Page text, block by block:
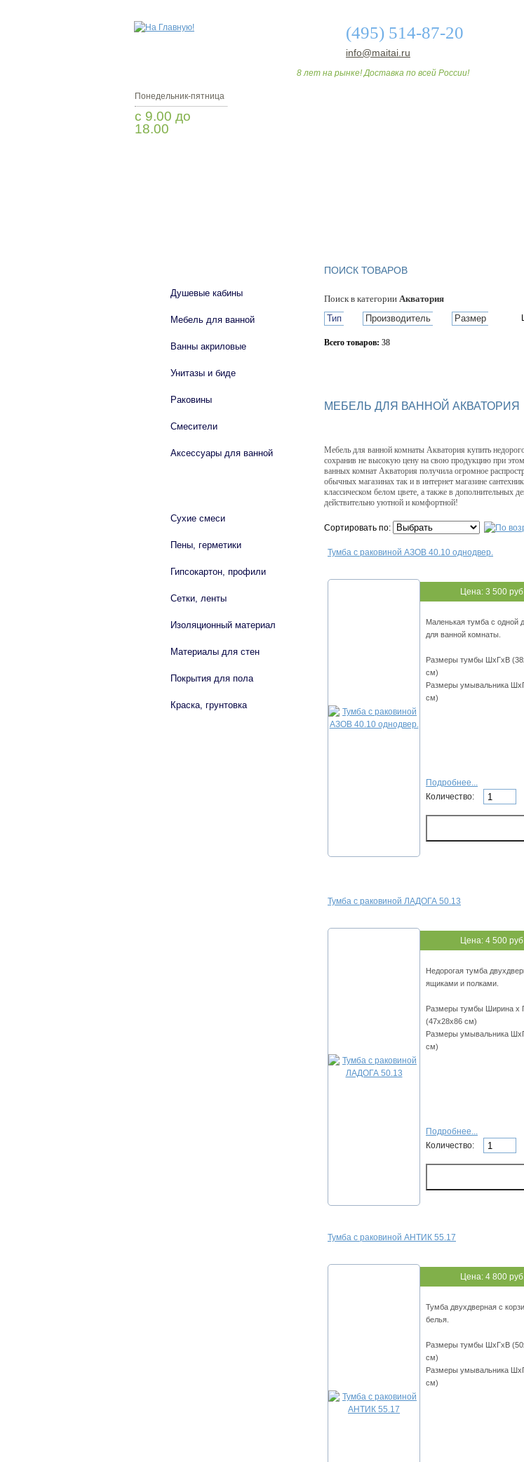
(495) 514-87-20
info@maitai.ru
8 лет на рынке! Доставка по всей России!
Понедельник-пятница
с 9.00 до
18.00
ПОИСК ТОВАРОВ
Поиск в категории Акватория
Тип
Производитель Размер
Всего товаров: 38
МЕБЕЛЬ ДЛЯ ВАННОЙ АКВАТОРИЯ
Мебель для ванной комнаты Акватория купить
сохранив не высокую цену на свою продукцию при
ванных комнат Акватория получила огромное
обычных магазинах так и в интернет магазине
классическом белом цвете, а также в дополнительных
действительно уютной и комфортной!
Сортировать по:
Тумба с раковиной АЗОВ 40.10 однодвер.
Цена: 3 500
Маленькая тумба с одной
для ванной комнаты.
Размеры тумбы ШхГхВ
см)
Размеры умывальника
см)
Подробнее...
Количество:
Тумба с раковиной ЛАДОГА 50.13
Цена: 4 500
Недорогая тумба
ящиками и полками.
Размеры тумбы Ширина х
(47х28х86 см)
Размеры умывальника
см)
Подробнее...
Количество:
Тумба с раковиной АНТИК 55.17
Цена: 4 800
Тумба двухдверная с
белья.
Размеры тумбы ШхГхВ
см)
Размеры умывальника
см)
Душевые кабины
Мебель для ванной
Ванны акриловые
Унитазы и биде
Раковины
Смесители
Аксессуары для ванной
Сухие смеси
Пены, герметики
Гипсокартон, профили
Сетки, ленты
Изоляционный материал
Материалы для стен
Покрытия для пола
Краска, грунтовка